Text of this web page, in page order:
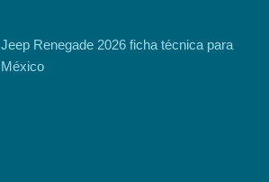
Jeep Renegade 2026 ficha técnica para
México